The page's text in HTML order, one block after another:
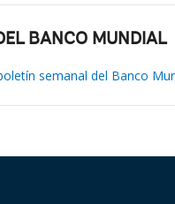
BANCO MUNDIAL
semanal del Banco